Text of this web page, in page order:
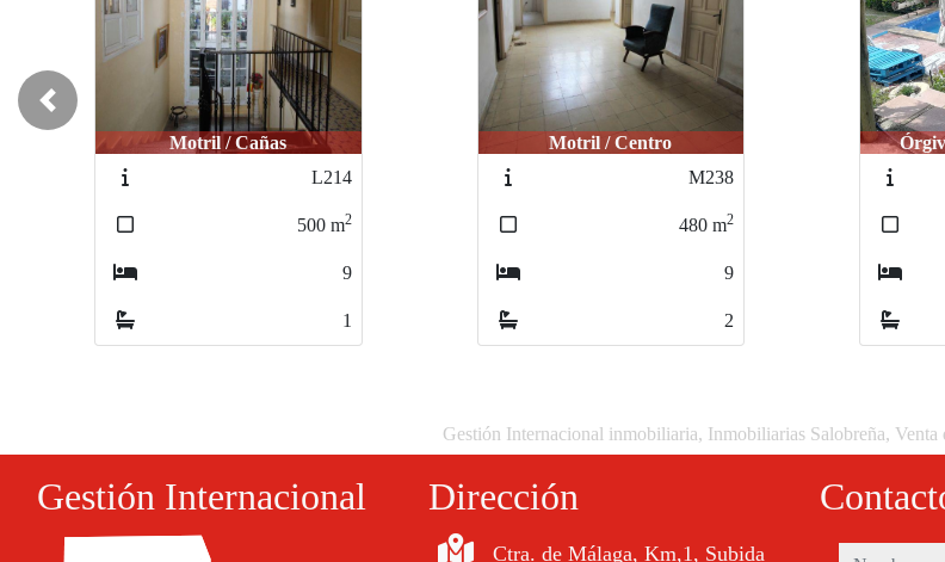
Motril / Centro
M238
480 m2
9
2
Órgiva / Puerto Juvelei
J624
250m2
3
2
Previous
Gestión Internacional inmobiliaria, Inmobiliarias Salobreña, Venta
Gestión Internacional Dirección
Ctra. de Málaga, Km,1, Subida nombre